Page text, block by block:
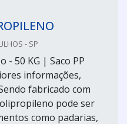
- SP
- 50 KG | Saco PP
informações,
fabricado com
pode ser
como padarias,